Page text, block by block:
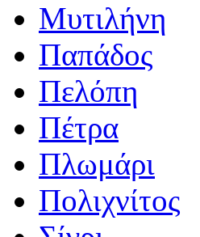
Μυτιλήνη
Παπάδος
Πελόπη
Πέτρα
Πλωμάρι
Πολιχνίτος